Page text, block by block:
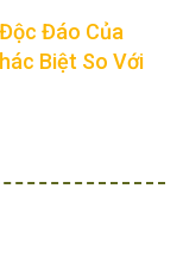
Đáo Của
Biệt So Với